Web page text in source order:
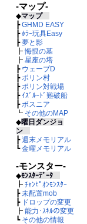
-マップ-
◆マップ
┣GHMD EASY
┣ﾎﾗｰ玩具Easy
┣夢と影
┣ 悔恨の墓
┣ 星座の塔
┣ ウェーブD
┣ ポリン村
┣ ポリン対戦場
┣ｲｽﾞﾙｰﾄﾞ難破船
┣ ボスニア
┗ その他のMAP
◆曜日ダンジョ
ン
┣週末メモリアル
┗金曜メモリアル
-モンスター-
◆ﾓﾝｽﾀｰﾃﾞｰﾀ
┣ ﾁｬﾝﾋﾟｵﾝﾓﾝｽﾀｰ
┣未配置mob
┣ ドロップの変更
┣ 能力･ｽｷﾙの変更
┗ その他の情報